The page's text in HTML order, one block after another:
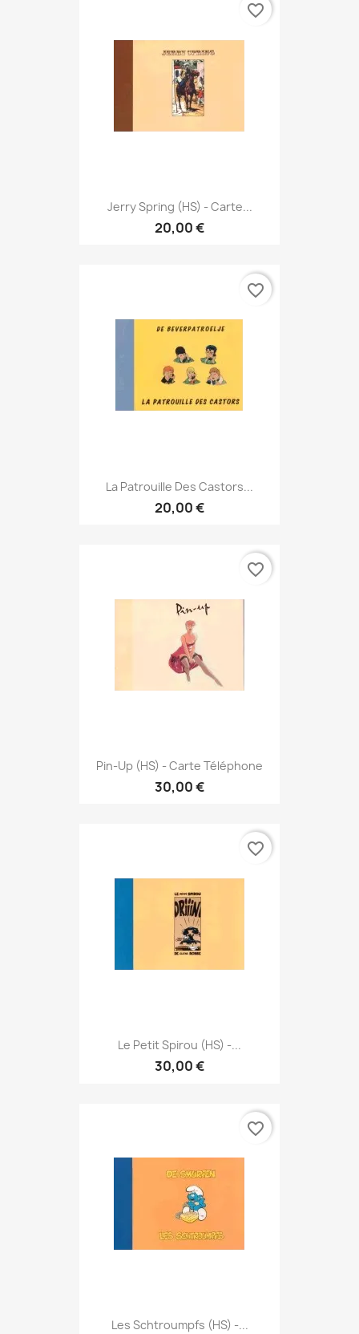
Jerry Spring (HS) - Carte...
20,00 €
favorite_border
La Patrouille Des Castors...
20,00 €
favorite_border
Pin-Up (HS) - Carte Téléphone
30,00 €
favorite_border
Le Petit Spirou (HS) -...
30,00 €
favorite_border
Les Schtroumpfs (HS) -...
favorite_border